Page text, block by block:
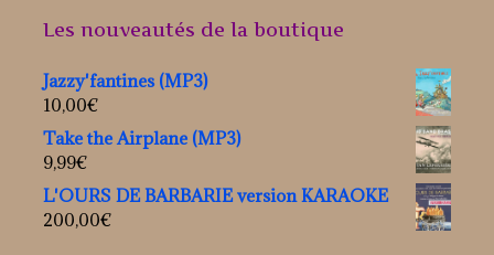
Les nouveautés de la boutique
Jazzy'fantines (MP3)
10,00€
Take the Airplane (MP3)
9,99€
L'OURS DE BARBARIE version KARAOKE
200,00€